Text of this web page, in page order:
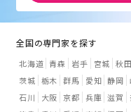
全国の専門家を探す
北海道 青森 岩手 宮城 秋田
茨城 栃木 群馬 愛知 静岡
石川
大阪 京都 兵庫 滋賀